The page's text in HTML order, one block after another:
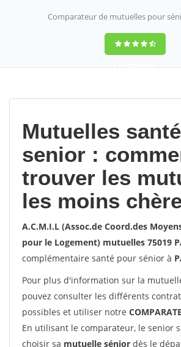
Comparateur de mutuelles pour
9,2(100%)452
Mutuelles
senior :
trouver les
les moins
A.C.M.I.L (Assoc.de Coord.des
pour le Logement) mutuelles 75019
complémentaire santé pour sénior à
Pour plus d'information sur la
pouvez consulter les différents
possibles et utiliser notre
En utilisant le comparateur, le senior
choisir sa mutuelle sénior dès le